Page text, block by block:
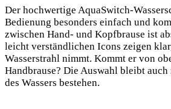
Der hochwertige AquaSwitch-
Bedienung besonders einfach und
zwischen Hand- und Kopfbrause ist
leicht verständlichen Icons zeigen
Wasserstrahl nimmt. Kommt er von
Handbrause? Die Auswahl bleibt
des Wassers bestehen.